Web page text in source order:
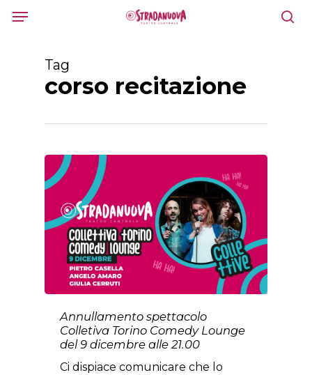
Menu
Tag
corso recitazione
Annullamento spettacolo
Colletiva Torino Comedy Lounge
del 9 dicembre alle 21.00
Ci dispiace comunicare che lo